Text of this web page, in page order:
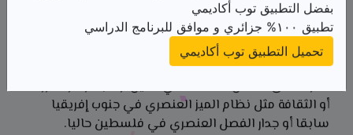
من الأستاذ(ة) زغبة عبد المالك
المفاهيم
التمييز العنصري: هي فصل جماعة من البشر بالقانون أو
العرف على أساس الاختلاف في الدين أو البشرة أو الثروة
أو الثقافة مثل نظام الميز العنصري في جنوب إفريقيا
سابقا أو جدار الفصل العنصري في فلسطين حاليا.
بفضل التطبيق توب أكاديمي
تطبيق ١٠٠% جزائري و موافق للبرنامج الدراسي
تحميل التطبيق توب أكاديمي